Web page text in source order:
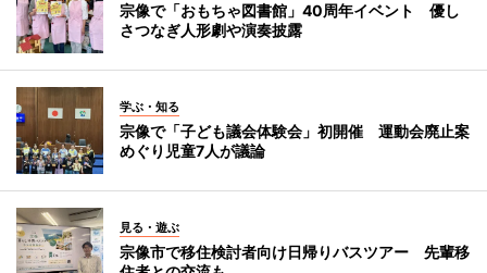
宗像で「おもちゃ図書館」40周年イベント 優し
さつなぎ人形劇や演奏披露
学ぶ・知る
宗像で「子ども議会体験会」初開催 運動会廃止案
めぐり児童7人が議論
見る・遊ぶ
宗像市で移住検討者向け日帰りバスツアー 先輩移